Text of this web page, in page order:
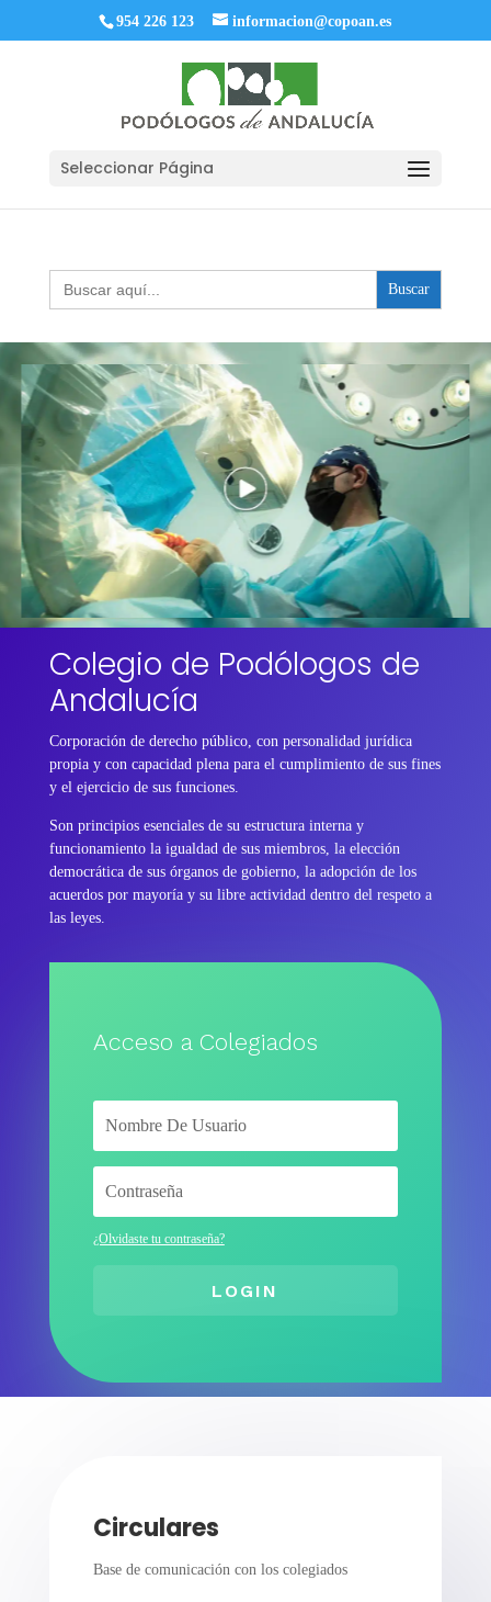
954 226 123 informacion@copoan.es
Seleccionar Página
Buscar:
Colegio de Podólogos de
Andalucía
Corporación de derecho público, con personalidad jurídica
propia y con capacidad plena para el cumplimiento de sus fines
y el ejercicio de sus funciones.
Son principios esenciales de su estructura interna y
funcionamiento la igualdad de sus miembros, la elección
democrática de sus órganos de gobierno, la adopción de los
acuerdos por mayoría y su libre actividad dentro del respeto a
las leyes.
Acceso a Colegiados
¿Olvidaste tu contraseña?
LOGIN
Circulares
Base de comunicación con los colegiados